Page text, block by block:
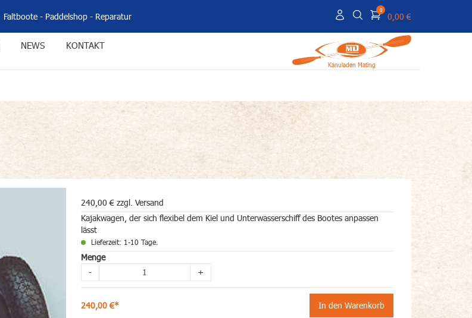
Faltboote- Paddelshop- Reparatur
0
0,00 €
NEWS KONTAKT
Kanuladen Mating
240,00 € zzgl. Versand
Kajakwagen, der sich flexibel dem Kiel und Unterwasserschiff des Bootes anpassen
lässt
Lieferzeit: 1-10 Tage.
Menge
-
+
240,00 €* In den Warenkorb